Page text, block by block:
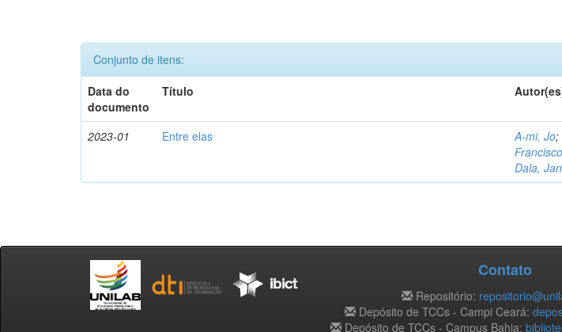
Conjunto de itens:
Data do
documento
Título
2023-01 Entre elas A-mi, Jo;
Dala,
Contato
Repositório:
Depósito de TCCs - Campi Ceará:
Depósito de TCCs - Campus Bahia: